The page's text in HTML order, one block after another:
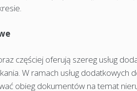
częściej oferują szereg usług
W ramach usług
obieg dokumentów na temat